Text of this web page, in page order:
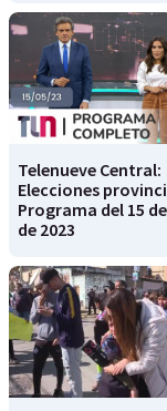
Telenueve Central:
Elecciones
Programa del 15
de 2023